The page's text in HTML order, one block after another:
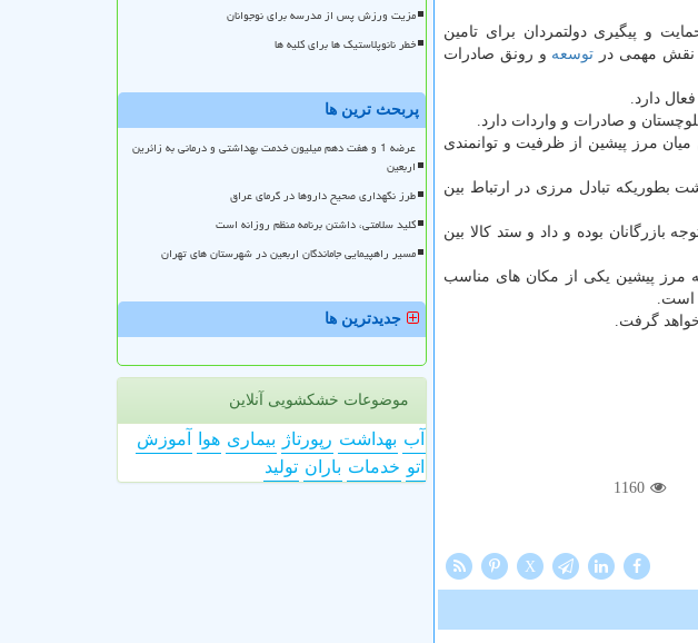
و پیگیری دولتمردان برای تامین
نقش مهمی در توسعه و رونق صادرات
مرز پیشین از ظرفیت و توانمندی
بطوریکه تبادل مرزی در ارتباط بین
بازرگانان بوده و داد و ستد کالا بین
مرز پیشین یکی از مکان های مناسب
است.
گرفت.
1160
X
مزیت ورزش پس از مدرسه برای نوجوانان
خطر نانوپلاستیک ها برای کلیه ها
پربحث ترین ها
عرضه 1 و هفت دهم میلیون خدمت بهداشتی و درمانی به زائرین
اربعین
طرز نگهداری صحیح داروها در گرمای عراق
کلید سلامتی، داشتن برنامه منظم روزانه است
مسیر راهپیمایی جاماندگان اربعین در شهرستان های تهران
جدیدترین ها
موضوعات خشکشویی آنلاین
آب بهداشت رپورتاژ بیماری هوا
آموزش
اتو خدمات باران تولید